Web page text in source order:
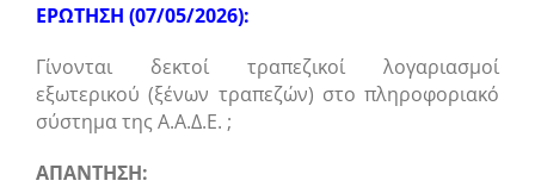
ΕΡΩΤΗΣΗ (07/05/2026):
Γίνονται δεκτοί τραπεζικοί λογαριασμοί
εξωτερικού (ξένων τραπεζών) στο πληροφοριακό
σύστημα της Α.Α.Δ.Ε. ;
ΑΠΑΝΤΗΣΗ: